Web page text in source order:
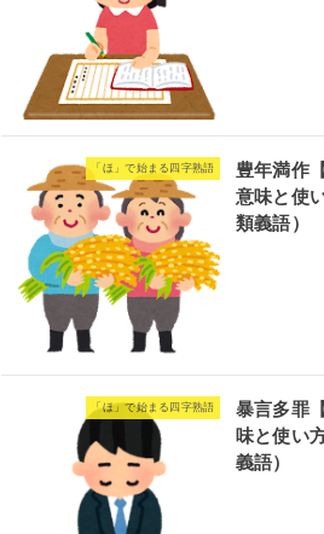
「ほ」で始まる四字熟語
豊年満作
意味と使
類義語）
「ほ」で始まる四字熟語
暴言多罪
味と使い
義語）